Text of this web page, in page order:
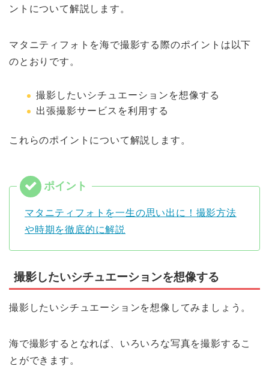
ントについて解説します。
マタニティフォトを海で撮影する際のポイントは以下
のとおりです。
撮影したいシチュエーションを想像する
出張撮影サービスを利用する
これらのポイントについて解説します。
マタニティフォトを一生の思い出に！撮影方法
や時期を徹底的に解説
撮影したいシチュエーションを想像する
撮影したいシチュエーションを想像してみましょう。
海で撮影するとなれば、いろいろな写真を撮影するこ
とができます。